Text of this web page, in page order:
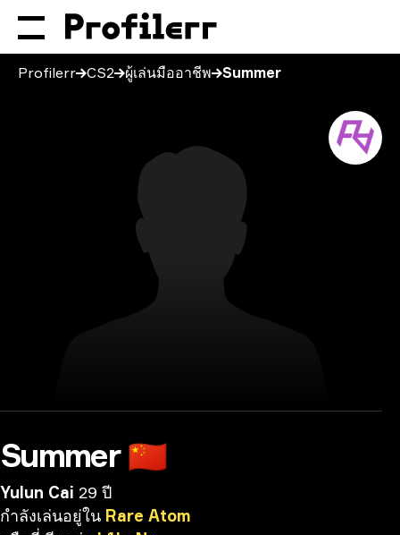
Profilerr CS2 ผู้เล่นมืออาชีพ Summer
Summer 🇨🇳
Yulun Cai 29 ปี
กำลังเล่นอยู่ใน Rare Atom